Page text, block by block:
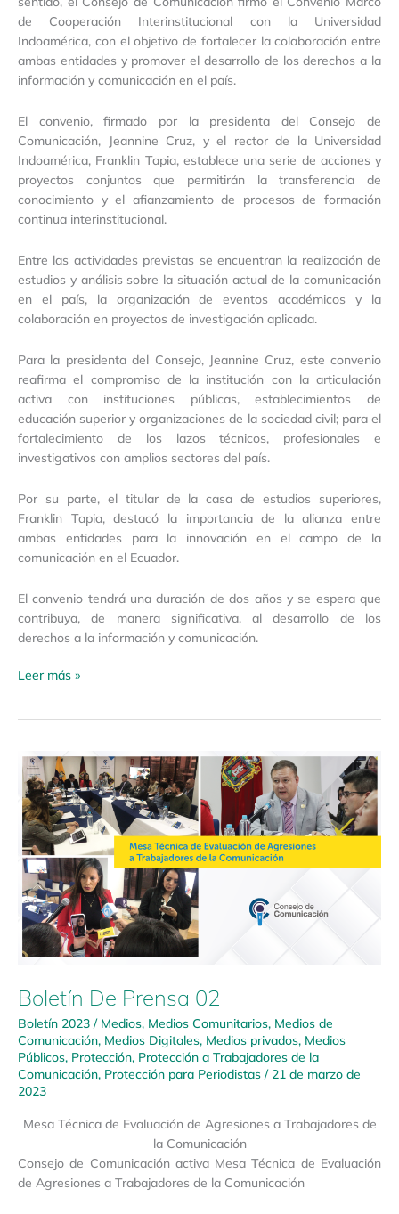
de Cooperación Interinstitucional con la Universidad
Indoamérica, con el objetivo de fortalecer la colaboración entre
ambas entidades y promover el desarrollo de los derechos a la
información y comunicación en el país.
El convenio, firmado por la presidenta del Consejo de
Comunicación, Jeannine Cruz, y el rector de la Universidad
Indoamérica, Franklin Tapia, establece una serie de acciones y
proyectos conjuntos que permitirán la transferencia de
conocimiento y el afianzamiento de procesos de formación
continua interinstitucional.
Entre las actividades previstas se encuentran la realización de
estudios y análisis sobre la situación actual de la comunicación
en el país, la organización de eventos académicos y la
colaboración en proyectos de investigación aplicada.
Para la presidenta del Consejo, Jeannine Cruz, este convenio
reafirma el compromiso de la institución con la articulación
activa con instituciones públicas, establecimientos de
educación superior y organizaciones de la sociedad civil; para el
fortalecimiento de los lazos técnicos, profesionales e
investigativos con amplios sectores del país.
Por su parte, el titular de la casa de estudios superiores,
Franklin Tapia, destacó la importancia de la alianza entre
ambas entidades para la innovación en el campo de la
comunicación en el Ecuador.
El convenio tendrá una duración de dos años y se espera que
contribuya, de manera significativa, al desarrollo de los
derechos a la información y comunicación.
Leer más »
Boletín De Prensa 02
Boletín 2023 / Medios, Medios Comunitarios, Medios de
Comunicación, Medios Digitales, Medios privados, Medios
Públicos, Protección, Protección a Trabajadores de la
Comunicación, Protección para Periodistas / 21 de marzo de
2023
Mesa Técnica de Evaluación de Agresiones a Trabajadores de
la Comunicación
Consejo de Comunicación activa Mesa Técnica de Evaluación
de Agresiones a Trabajadores de la Comunicación
Boletín
De
Prensa
02